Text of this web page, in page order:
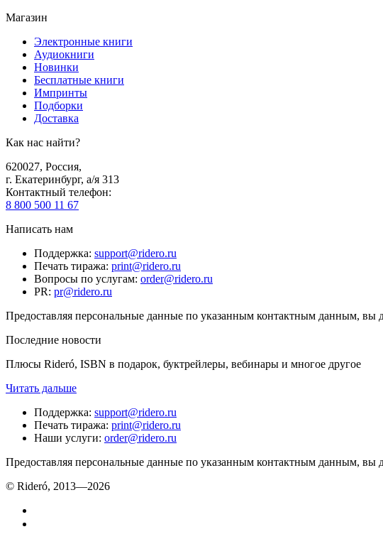
Магазин
Электронные книги
Аудиокниги
Новинки
Бесплатные книги
Импринты
Подборки
Доставка
Как нас найти?
620027, Россия,
г. Екатеринбург, а/я 313
Контактный телефон:
8 800 500 11 67
Написать нам
Поддержка: support@ridero.ru
Печать тиража: print@ridero.ru
Вопросы по услугам: order@ridero.ru
PR: pr@ridero.ru
Предоставляя персональные данные по указанным контактным данным, вы
Последние новости
Плюсы Rideró, ISBN в подарок, буктрейлеры, вебинары и многое другое
Читать дальше
Поддержка: support@ridero.ru
Печать тиража: print@ridero.ru
Наши услуги: order@ridero.ru
Предоставляя персональные данные по указанным контактным данным, вы
© Rideró, 2013—2026